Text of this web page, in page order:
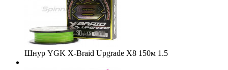
Шнур YGK X-Braid Upgrade X8 150м 1.5